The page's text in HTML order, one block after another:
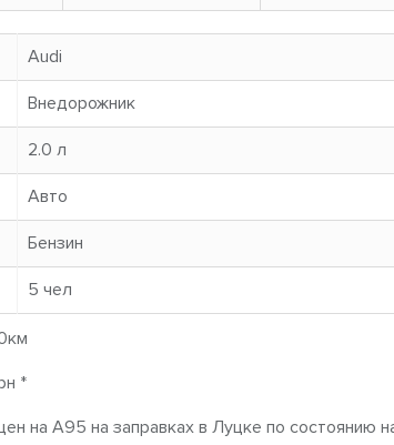
Audi
Внедорожник
2.0 л
Авто
Бензин
5 чел
*
на A95 на заправках в Луцке по состоянию